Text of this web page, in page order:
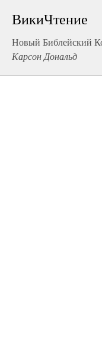
ВикиЧтение
Новый Библейский
Карсон Дональд